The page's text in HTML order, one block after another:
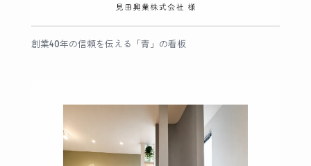
創業40年の信頼を伝える「青」の看板